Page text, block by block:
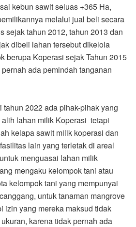
kebun sawit seluas +365 Ha,
melalui jual beli secara
sejak tahun 2012, tahun 2013 dan
dibeli lahan tersebut dikelola
berupa Koperasi sejak Tahun 2015
ada pemindah tanganan
tahun 2022 ada pihak-pihak yang
lahan milik Koperasi tetapi
kelapa sawit milik koperasi dan
lain yang terletak di areal
menguasai lahan milik
mengaku kelompok tani atau
kelompok tani yang mempunyai
untuk tanaman mangrove
izin yang mereka maksud tidak
karena tidak pernah ada